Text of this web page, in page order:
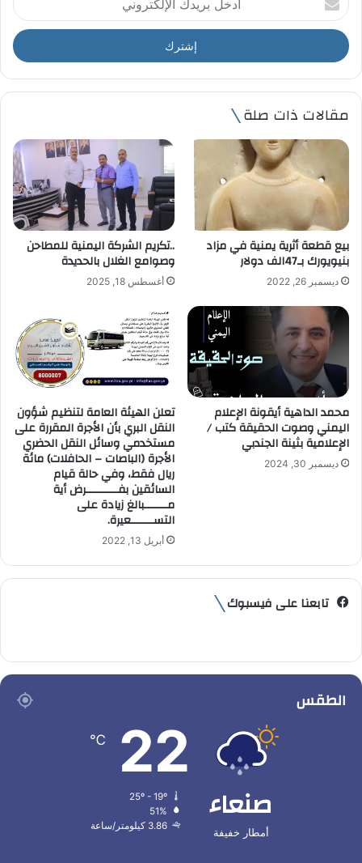
د
خ
ل
ر
د
ا
ر
و
ن
مقالات ذات صلة
بيع قطعة أثرية يمنية في مزاد
بنيويورك بـ47الف دولار
ديسمبر 26, 2022
..تكريم الشركة اليمنية للمطاحن
وصوامع الغلال بالحديدة
أغسطس 18, 2025
محمد الداهية أيقونة الإعلام
اليمني وصوت الحقيقة كتب /
الإعلامية بثينة الجندبي
ديسمبر 30, 2024
تعلن الهيئة العامة لتنظيم شؤون
النقل البري بأن الأجرة المقررة على
مستخدمي وسائل النقل الحضري
الأجرة (الباصات – الحافلات) مائة
ريال فقط، وفي حالة قيام
السائقين بفــــــــــرض أية
مـــــــبالغ زيادة على
التســـــــعيرة.
أبريل 13, 2022
تابعنا على فيسبوك
الطقس
صنعاء
أمطار خفيفة
22
℃
51%
3.86 كيلومتر/ساعة